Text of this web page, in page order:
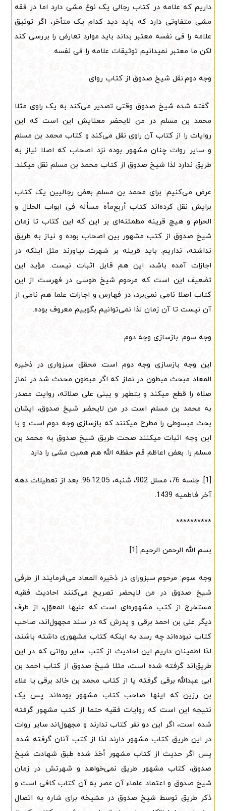
داریم که علامه در کتاب رجالی یک نوع مشی دارد اما در فقه
مشی متفاوتی دارد که باید دید کدام یک متأخر، اگر توثیق
علامه را فی نفسه معتبر بداند باید موارد تعارض را بررسی کند
لکن ما معتبر نمیدانیم توثیقات علامه را فی نفسه.
وجه دوم:نقل شیخ صدوق از کتاب روای
گفته شده شیخ صدوق وقتی تصدیر می‌کند به یک راوی مثلا
محمد بن مسلم در من لایحضر معنایش این است که این
روایات را از کتاب آن راوی نقل می‌کند و کتاب محمد بن مسلم
و سایر روات چنان مشهور بوده نزد اصحاب که اصلا نیاز به
طریق ندارد لذا شیخ صدوق از کتاب محمد بن مسلم نقل میکند.
عرض می‌کنیم: برای محمد بن مسلم بعض رجالیین یک کتاب
برایش نقل کرده‌اند کتاب أربع‌مأه مسأله فی ابواب الحلال و
الحرام و هیچ قرینه مطمئنه‌ای بر این که این کتاب تا زمان
شیخ صدوق از کتب مشهور بین اصحاب بوده و نیاز به طریق
نداشته، نداریم. باید قرینه بر شهرت بیاورند مثل اینکه در
اجازات آمده باشد، این هم قابل اثبات نیست. مؤید این
تضعیف این است که مرحوم شیخ طوسی در فهرست از این
کتاب اصلا نامی نمی‌برد، در فهارس و اجازات علما هم نامی از
آن نیست تا آن زمان لذا نمی‌توانیم بگوییم معروف بوده.
وجه سوم: بازسازی وجه دوم
این وجه بازسازی وجه دوم است. محقق سبزواری در ذخیره
المعاد مبحث مبطون در نماز که اگر مبطون محدث شد در نماز
صلاه را قطع میکند و یتطهر و یبنی علی صلاته، روایت مصدر
به محمد بن مسلم است در من لایحضر شیخ صدوق، ایشان
بحث مبسوطی را مطرح میکنند که بازسازی وجه دوم است و با
این وجه اثبات میکنند صحت طریق شیخ صدوق به محمد بن
مسلم را. بعض اعاظم قم حفظه الله هم همین مشی را دارد.
[1]. جلسه 76، مسلل 902، شنبه، 96.12.05. بعد از تعطیلات دهه
آخر فاطمیه 1439.
**********
بسم الله الرحمن الرحیم [1]
وجه سوم: مرحوم سبزورای در ذخیره المعاد می‌فرمایند از طرفی
شیخ صدوق در من لایحضر تصریح می‌کنند احادیث فقیه
مستخرج از کتب مشهوره‌ای است که علیها المعوّل، از طرف
دیگر علی بن احمد برقی و پدرش که در سند مجهول‌اند، صاحب
کتاب نبوده‌اند چه رسد به اینکه کتاب مشهوری داشته باشند،
لذا اطمینان داریم این احادیث از کتب سایر رواتی که در این
طریق‌اند گرفته شده است، مثلا شیخ صدوق از کتاب احمد بن
ابی عبدالله برقی گرفته یا از کتاب محمد بن خالد برقی یا علاء
بن رزین که اینها صاحب کتاب مشهور بوده‌اند. پس یک
نتیجه این است که روایات فقیه حتما از کتب مشهور گرفته
شده است، اگر این دو نفر کتاب ندارند و مجهول‌اند سایر روات
در این طریق کتاب مشهور دارند لذا از کتب آنان گرفته شده.
پس اگر حدیث از کتاب مشهور أخذ شده طبق شهادت شیخ
صدوق، کتاب مشهور طریق نمی‌خواهد و شهرتش در زمان
شیخ صدوق و اعتماد علماء آن عصر به آن کتاب کافی است و
ذکر طریق توسط شیخ صدوق در مشیخه برای شاره به اتصال